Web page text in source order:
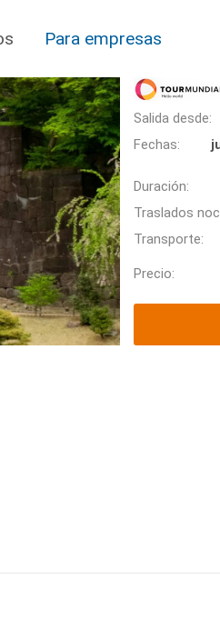
Para empresas
Salida desde:
Fechas:
Duración:
Traslados
Transporte:
Precio: